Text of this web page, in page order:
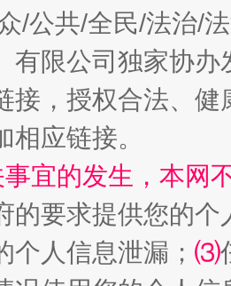
刚被判无期 从幼
/公共/全民/法治/
有限公司独家协
接，授权合法、
应链接。
宜的发生，本网
的要求提供您的个
个人信息泄漏； ⑶